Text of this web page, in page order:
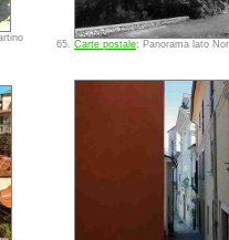
65. Carte postale: Panorama lato